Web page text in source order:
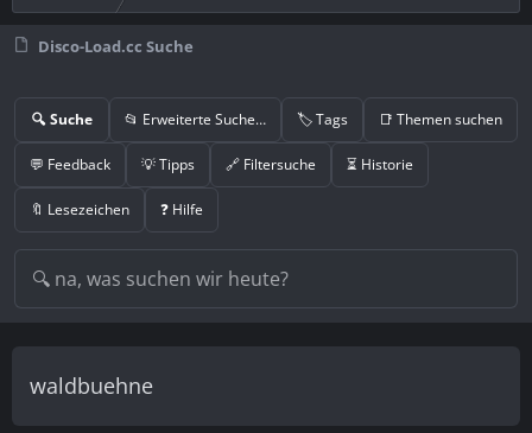
Disco-Load.cc Suche
🔍 Suche 📂 Erweiterte Suche… 🏷️ Tags 📑 Themen suchen
💬 Feedback 💡 Tipps 🔗 Filtersuche ⏳ Historie
🔖 Lesezeichen ❓ Hilfe
waldbuehne